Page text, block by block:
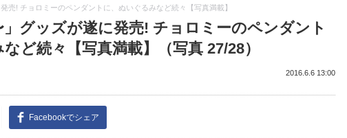
売! チョロミーのペンダントに、ぬいぐるみなど続々【写真満載】
」グッズが遂に発売! チョロミーのペンダント
ど続々【写真満載】（写真 27/28）
2016.6.6 13:00
Facebookでシェア